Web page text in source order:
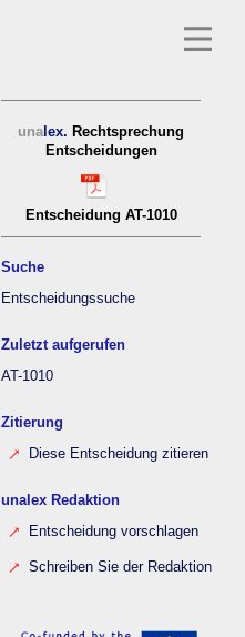
una lex. Rechtsprechung
Entscheidungen
Entscheidung AT-1010
Suche
Entscheidungssuche
Zuletzt aufgerufen
AT-1010
Zitierung
Diese Entscheidung zitieren
unalex Redaktion
Entscheidung vorschlagen
Schreiben Sie der Redaktion